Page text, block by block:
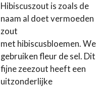
Hibiscuszout is zoals de
naam al doet vermoeden
zout
met hibiscusbloemen. We
gebruiken fleur de sel. Dit
fijne zeezout heeft een
uitzonderlijke